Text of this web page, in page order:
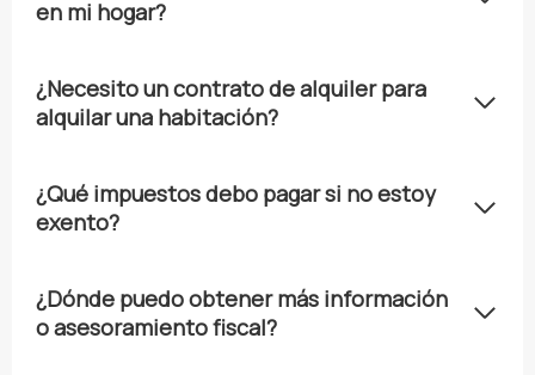
en mi hogar?
¿Necesito un contrato de alquiler para
alquilar una habitación?
¿Qué impuestos debo pagar si no estoy
exento?
¿Dónde puedo obtener más información
o asesoramiento fiscal?